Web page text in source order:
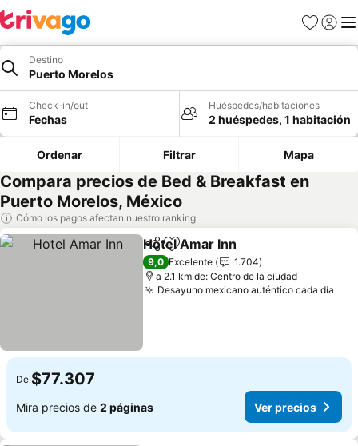
Favoritos
Iniciar
Destino
Puerto Morelos
Check-in/out
Fechas
Huéspedes/habitaciones
2 huéspedes, 1 habitación
Ordenar Filtrar Mapa
Compara precios de Bed & Breakfast en
Puerto Morelos, México
Cómo los pagos afectan nuestro ranking
CompartirAgregar a favoritos
Hotel Amar Inn
9,0 Excelente
1.704
a 2.1 km de: Centro de la ciudad
Desayuno mexicano auténtico cada día
De $77.307
Mira precios de 2 páginas Ver precios